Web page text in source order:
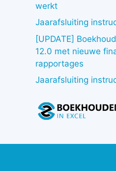
werkt
Jaarafsluiting
[UPDATE]
12.0 met nieuwe
rapportages
Jaarafsluiting